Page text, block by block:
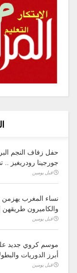
حفل زفاف النجم
جورجينا رودريغيز ..
قبل يومين
نساء المغرب يهزمن
والكاميرون طريقهن
قبل يومين
موسم كروي جديد
أبرز الدوريات
قبل يومين